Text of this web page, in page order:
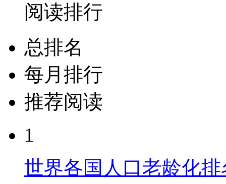
阅读排行
总排名
每月排行
推荐阅读
1
世界各国人口老龄化